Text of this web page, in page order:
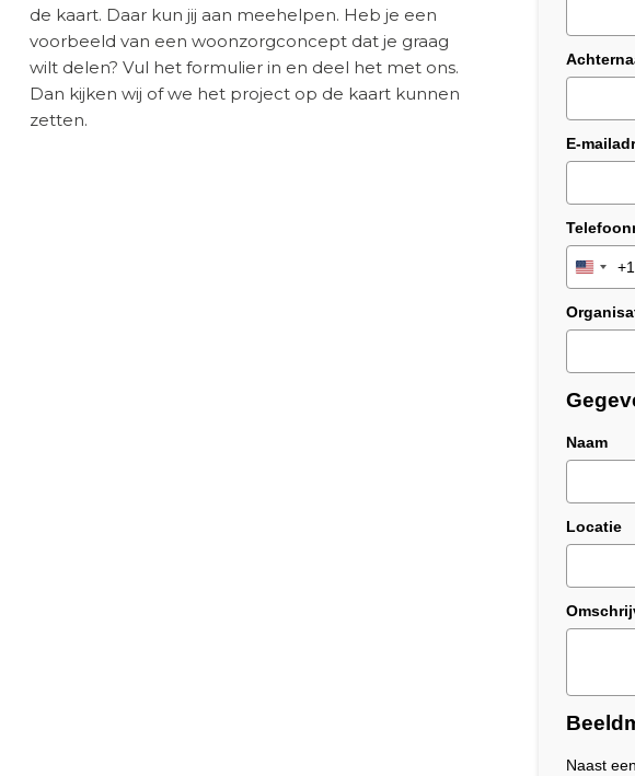
de kaart. Daar kun jij aan meehelpen. Heb je een
voorbeeld van een woonzorgconcept dat je graag
wilt delen? Vul het formulier in en deel het met ons.
Dan kijken wij of we het project op de kaart kunnen
zetten.
E-
United
+1
+1
Naam
Locatie
Naast